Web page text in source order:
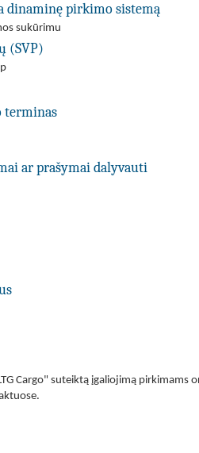
dinaminę pirkimo sistemą
sukūrimu
(SVP)
terminas
ar prašymai dalyvauti
Cargo" suteiktą įgaliojimą